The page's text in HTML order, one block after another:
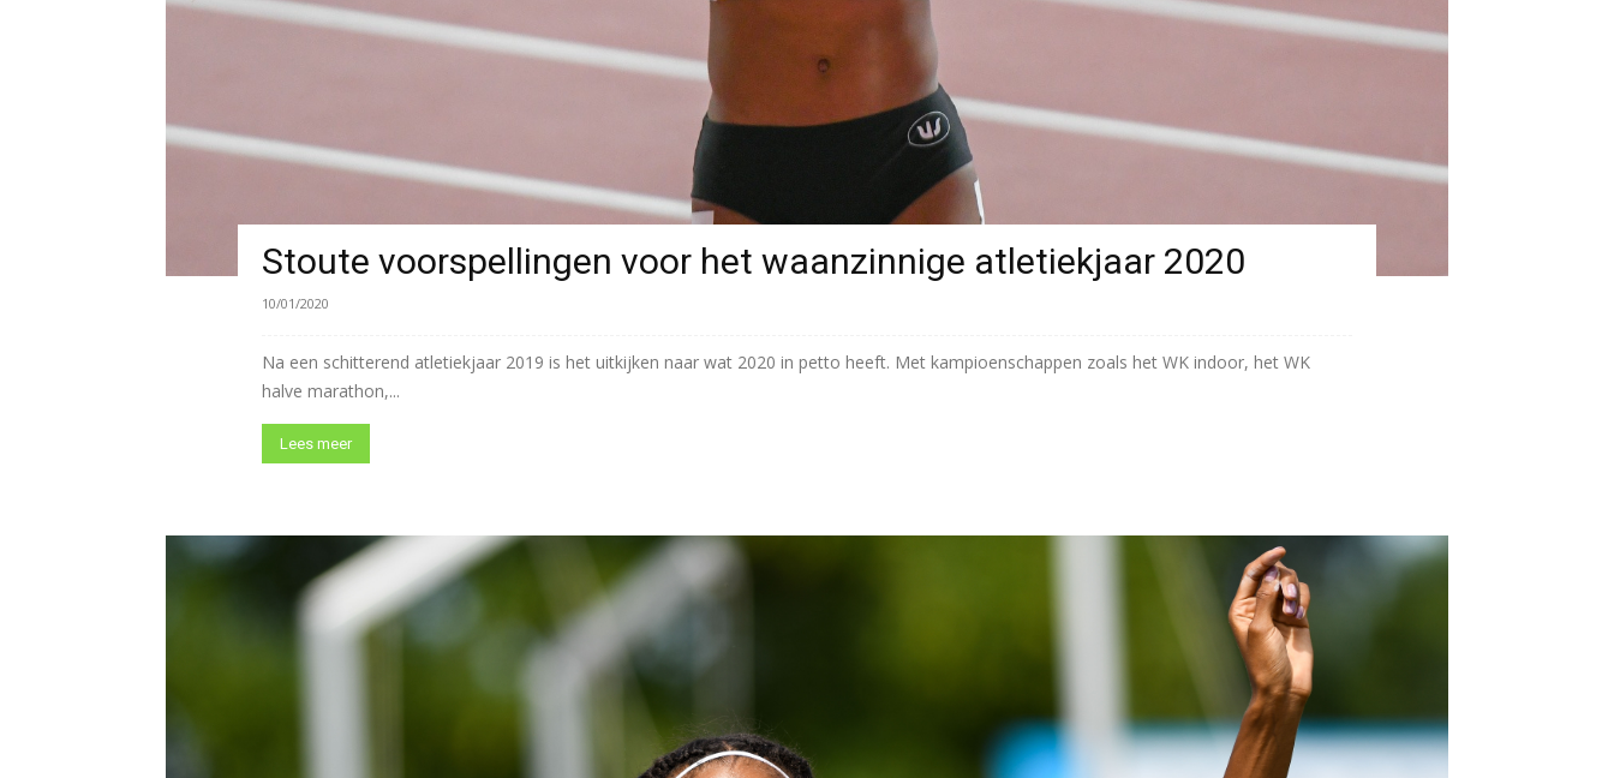
Stoute voorspellingen voor het waanzinnige atletiekjaar 2020
10/01/2020
Na een schitterend atletiekjaar 2019 is het uitkijken naar wat 2020 in petto heeft. Met kampioenschappen zoals het WK indoor, het WK
halve marathon,...
Lees meer